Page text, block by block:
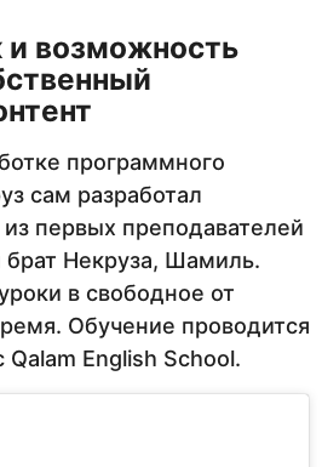
и возможность
программного
сам разработал
первых преподавателей
брат Некруза, Шамиль.
в свободное от
Обучение проводится
Qalam English School.